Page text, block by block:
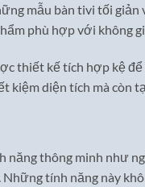
mẫu bàn tivi tối giản
phù hợp với không
thiết kế tích hợp kệ
diện tích mà còn
thông minh như
tính năng này